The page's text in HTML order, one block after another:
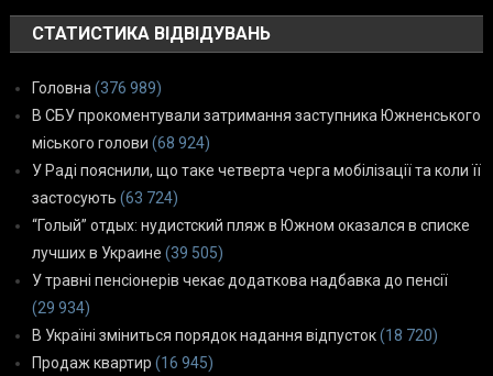
СТАТИСТИКА ВІДВІДУВАНЬ
Головна (376 989)
В СБУ прокоментували затримання заступника Южненського
міського голови (68 924)
У Раді пояснили, що таке четверта черга мобілізації та коли її
застосують (63 724)
“Голый” отдых: нудистский пляж в Южном оказался в списке
лучших в Украине (39 505)
У травні пенсіонерів чекає додаткова надбавка до пенсії
(29 934)
В Україні зміниться порядок надання відпусток(18 720)
Продаж квартир (16 945)